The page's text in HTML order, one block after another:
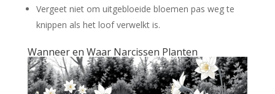
Vergeet niet om uitgebloeide bloemen pas weg te
knippen als het loof verwelkt is.
Wanneer en Waar Narcissen Planten